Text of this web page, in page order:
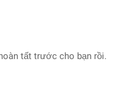
tất trước cho bạn rồi.